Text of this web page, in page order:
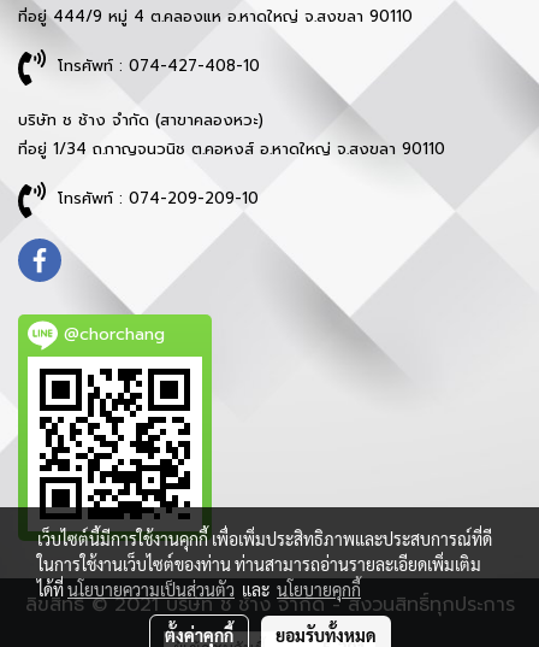
ที่อยู่ 444/9 หมู่ 4 ต.คลองแห อ.หาดใหญ่ จ.สงขลา 90110
โทรศัพท์ : 074-427-408-10
บริษัท ช ช้าง จำกัด (สาขาคลองหวะ)
ที่อยู่ 1/34 ถ.กาญจนวนิช ต.คอหงส์ อ.หาดใหญ่ จ.สงขลา 90110
โทรศัพท์ : 074-209-209-10
@chorchang
ลิขสิทธิ์ © 2021 บริษัท ช ช้าง จำกัด - สงวนสิทธิ์ทุกประการ
เว็บไซต์นี้มีการใช้งานคุกกี้ เพื่อเพิ่มประสิทธิภาพและประสบการณ์ที่ดี
ในการใช้งานเว็บไซต์ของท่าน ท่านสามารถอ่านรายละเอียดเพิ่มเติม
ได้ที่นโยบายความเป็นส่วนตัว และ นโยบายคุกกี้
ตั้งค่าคุกกี้ ยอมรับทั้งหมด